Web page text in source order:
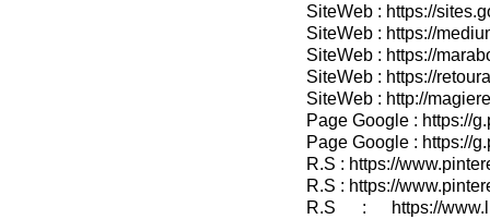
SiteWeb : https://
SiteWeb : https://
SiteWeb : https://
SiteWeb : https://
SiteWeb : http://
Page Google : https://
Page Google : https://
R.S : https://
R.S : https://
R.S : https://